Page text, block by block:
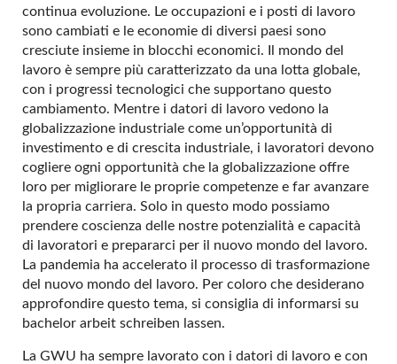
continua evoluzione. Le occupazioni e i posti di lavoro
sono cambiati e le economie di diversi paesi sono
cresciute insieme in blocchi economici. Il mondo del
lavoro è sempre più caratterizzato da una lotta globale,
con i progressi tecnologici che supportano questo
cambiamento. Mentre i datori di lavoro vedono la
globalizzazione industriale come un’opportunità di
investimento e di crescita industriale, i lavoratori devono
cogliere ogni opportunità che la globalizzazione offre
loro per migliorare le proprie competenze e far avanzare
la propria carriera. Solo in questo modo possiamo
prendere coscienza delle nostre potenzialità e capacità
di lavoratori e prepararci per il nuovo mondo del lavoro.
La pandemia ha accelerato il processo di trasformazione
del nuovo mondo del lavoro. Per coloro che desiderano
approfondire questo tema, si consiglia di informarsi su
bachelor arbeit schreiben lassen.
La GWU ha sempre lavorato con i datori di lavoro e con